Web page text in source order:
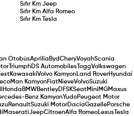
Sıfır Km Jeep
Sıfır Km Alfa Romeo
Sıfır Km
Tesla
OtobüsAprilia BydCheryVoyahScania
TriumphDS Automobiles ToggVolkswagen
KawasakiVolvo KamyonLand RoverHyundai
Man KamyonFiatNieveVolvoSuzuki
Honda BMWBentleyDFSKSeatMini MGMaxus
Benz KamyonYudoPeugeot Motor
RenaultSuzuki MotorDaciaGazellePorsche
MaseratiJeepCitroenAlfa RomeoLexus Tesla